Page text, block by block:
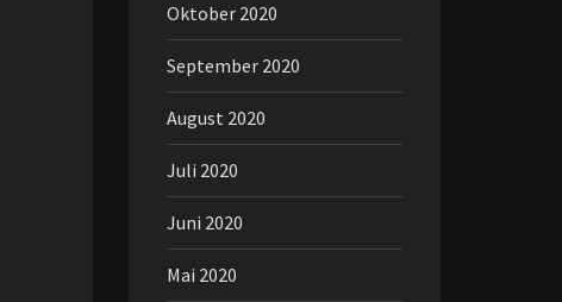
Oktober 2020
September 2020
August 2020
Juli 2020
Juni 2020
Mai 2020